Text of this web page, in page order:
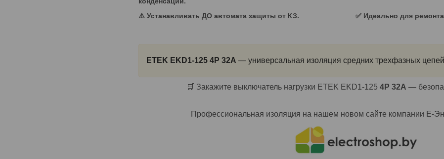
⚠️ Устанавливать ДО автомата защиты от КЗ. ✅ Идеально для
ETEK EKD1-125 4P 32A — универсальная изоляция средних трехфазных
🛒 Закажите выключатель нагрузки ETEK EKD1-125 4P 32A —
Профессиональная изоляция на нашем новом сайте компании Е-